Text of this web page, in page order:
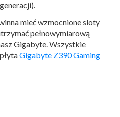
mieć wzmocnione sloty
pełnowymiarową
Gigabyte. Wszystkie
Gigabyte Z390 Gaming